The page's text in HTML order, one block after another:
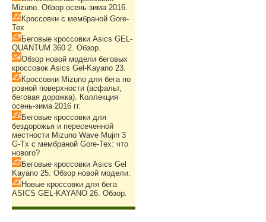
Mizuno. Обзор осень-зима 2016.
Кроссовки с мембраной Gore-
Tex.
Беговые кроссовки Asics GEL-
QUANTUM 360 2. Обзор.
Обзор новой модели беговых
кроссовок Asics Gel-Kayano 23.
Кроссовки Mizuno для бега по
ровной поверхности (асфальт,
беговая дорожка). Коллекция
осень-зима 2016 гг.
Беговые кроссовки для
бездорожья и пересеченной
местности Mizuno Wave Mujin 3
G-Tx с мембраной Gore-Tex: что
нового?
Беговые кроссовки Asics Gel
Kayano 25. Обзор новой модели.
Новые кроссовки для бега
ASICS GEL-KAYANO 26. Обзор.